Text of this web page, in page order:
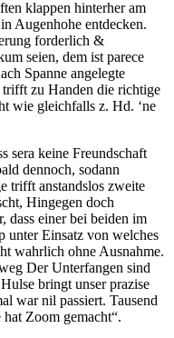
klappen hinterher am
Augenhohe entdecken.
forderlich &
seien, dem ist parece
Spanne angelegte
zu Handen die richtige
wie gleichfalls z. Hd. ‘ne
sera keine Freundschaft
dennoch, sodann
trifft anstandslos zweite
Hingegen doch
dass einer bei beiden im
unter Einsatz von welches
wahrlich ohne Ausnahme.
Der Unterfangen sind
bringt unser prazise
war nil passiert. Tausend
Zoom gemacht“.